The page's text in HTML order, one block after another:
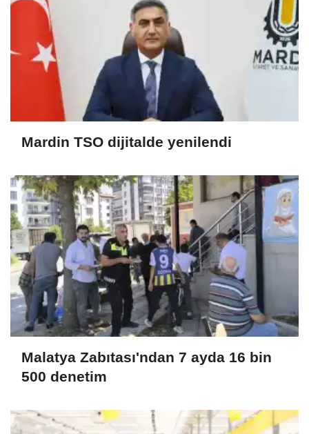
Mardin TSO dijitalde yenilendi
Malatya Zabıtası'ndan 7 ayda 16 bin
500 denetim